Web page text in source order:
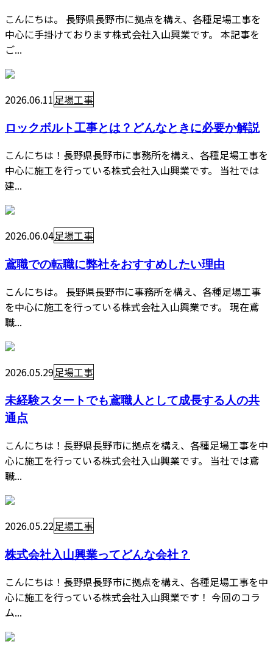
こんにちは。 長野県長野市に拠点を構え、各種足場工事を
中心に手掛けております株式会社入山興業です。 本記事を
ご...
2026.06.11 足場工事
ロックボルト工事とは？どんなときに必要か解説
こんにちは！長野県長野市に事務所を構え、各種足場工事を
中心に施工を行っている株式会社入山興業です。 当社では
建...
2026.06.04足場工事
鳶職での転職に弊社をおすすめしたい理由
こんにちは。 長野県長野市に事務所を構え、各種足場工事
を中心に施工を行っている株式会社入山興業です。 現在鳶
職...
2026.05.29足場工事
未経験スタートでも鳶職人として成長する人の共
通点
こんにちは！長野県長野市に拠点を構え、各種足場工事を中
心に施工を行っている株式会社入山興業です。 当社では鳶
職...
2026.05.22足場工事
株式会社入山興業ってどんな会社？
こんにちは！長野県長野市に拠点を構え、各種足場工事を中
心に施工を行っている株式会社入山興業です！ 今回のコラ
ム...